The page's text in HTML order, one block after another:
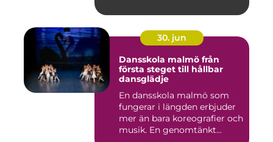
30. jun
Dansskola malmö från
första steget till hållbar
dansglädje
En dansskola malmö som
fungerar i längden erbjuder
mer än bara koreografier och
musik. En genomtänkt...